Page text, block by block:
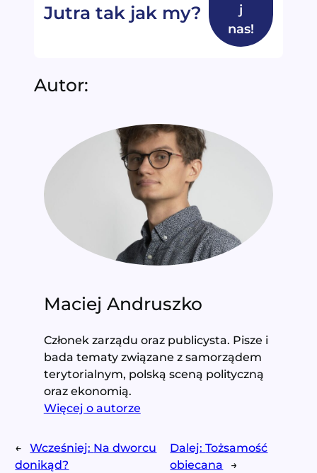
Jutra tak jak my?
j
nas!
Autor:
Maciej Andruszko
Członek zarządu oraz publicysta. Pisze i
bada tematy związane z samorządem
terytorialnym, polską sceną polityczną
oraz ekonomią.
Więcej o autorze
← Wcześniej: Na dworcu
donikąd?
Dalej:Tożsamość
obiecana
→